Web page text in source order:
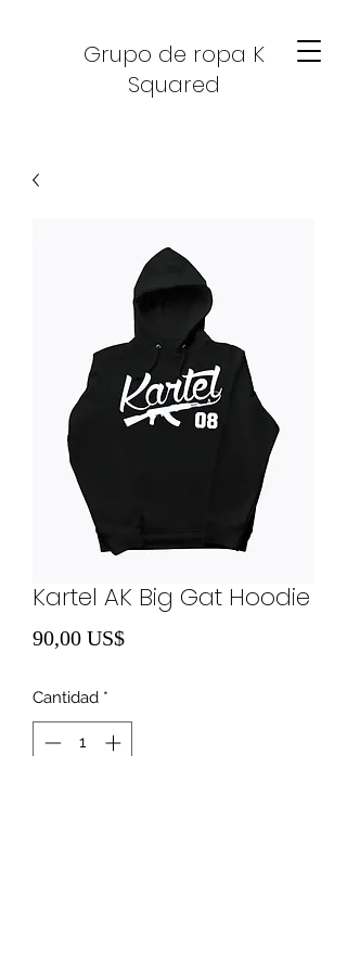
Grupo de ropa K
Squared
Kartel AK Big Gat Hoodie
90,00 US$Precio
Cantidad *